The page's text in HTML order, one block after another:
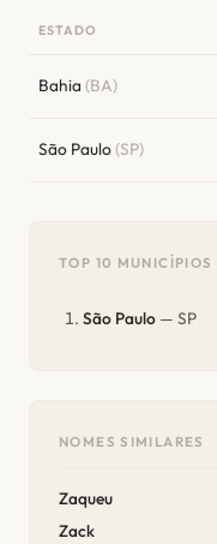
ESTADO
Bahia (BA)
São Paulo(SP)
TOP 10 MUNICÍPIOS
São Paulo — SP
NOMES SIMILARES
Zaqueu
Zack